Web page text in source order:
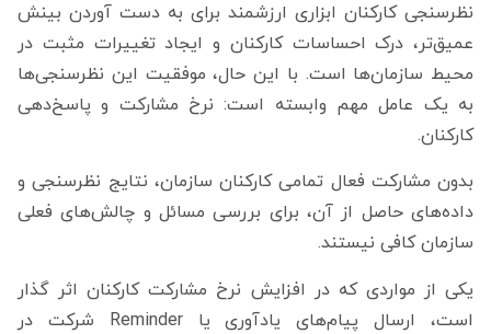
نظرسنجی‌ کارکنان ابزاری ارزشمند برای به دست آوردن بینش
عمیق‌تر، درک احساسات کارکنان و ایجاد تغییرات مثبت در
محیط سازمان‌ها است. با این حال، موفقیت این نظرسنجی‌ها
به یک عامل مهم وابسته است: نرخ مشارکت و پاسخ‌دهی
کارکنان.
بدون مشارکت فعال تمامی کارکنان سازمان، نتایج نظرسنجی و
داده‌های حاصل از آن، برای بررسی مسائل و چالش‌های فعلی
سازمان کافی نیستند.
یکی از مواردی که در افزایش نرخ مشارکت کارکنان اثر گذار
است، ارسال پیام‌های یادآوری یا Reminder شرکت در